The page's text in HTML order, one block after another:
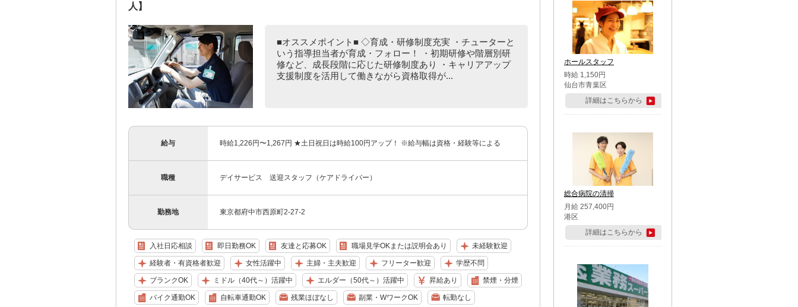
人】
■オススメポイント■ ◇育成・研修制度充実 ・チューターと
いう指導担当者が育成・フォロー！ ・初期研修や階層別研
修など、成長段階に応じた研修制度あり ・キャリアアップ
支援制度を活用して働きながら資格取得が...
給与 時給1,226円〜1,267円 ★土日祝日は時給100円アップ！ ※給与幅は資格・経験等による
職種 デイサービス 送迎スタッフ（ケアドライバー）
勤務地 東京都府中市西原町2-27-2
入社日応相談 即日勤務OK 友達と応募OK 職場見学OKまたは説明会あり 未経験歓迎
経験者・有資格者歓迎 女性活躍中 主婦・主夫歓迎 フリーター歓迎 学歴不問
ブランクOK ミドル（40代～）活躍中 エルダー（50代～）活躍中 昇給あり 禁煙・分煙
バイク通勤OK 自転車通勤OK 残業ほぼなし 副業・WワークOK 転勤なし
ホールスタッフ
時給 1,150円
仙台市青葉区
詳細はこちらから
総合病院の清掃
月給 257,400円
港区
詳細はこちらから